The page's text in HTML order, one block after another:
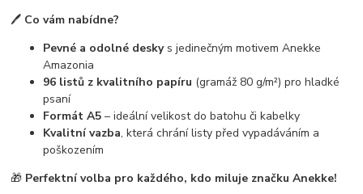
🖊️ Co vám nabídne?
Pevné a odolné deskys jedinečným motivem Anekke
Amazonia
96 listů z kvalitního papíru (gramáž 80 g/m²) pro hladké
psaní
Formát A5 – ideální velikost do batohu či kabelky
Kvalitní vazba, která chrání listy před vypadáváním a
poškozením
🎁 Perfektní volba pro každého, kdo miluje značku Anekke!